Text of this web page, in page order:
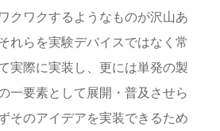
クワクするようなものが沢山あ
れらを実験デバイスではなく常
実際に実装し、更には単発の製
一要素として展開・普及させら
そのアイデアを実装できるため